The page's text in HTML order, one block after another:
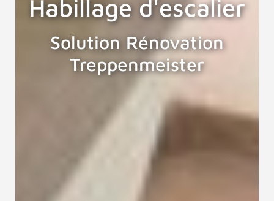
Habillage d'escalier
Solution Rénovation
Treppenmeister